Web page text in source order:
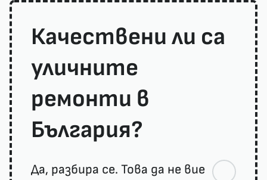
Качествени ли са
уличните
ремонти в
България?
Да, разбира се. Това да не вие